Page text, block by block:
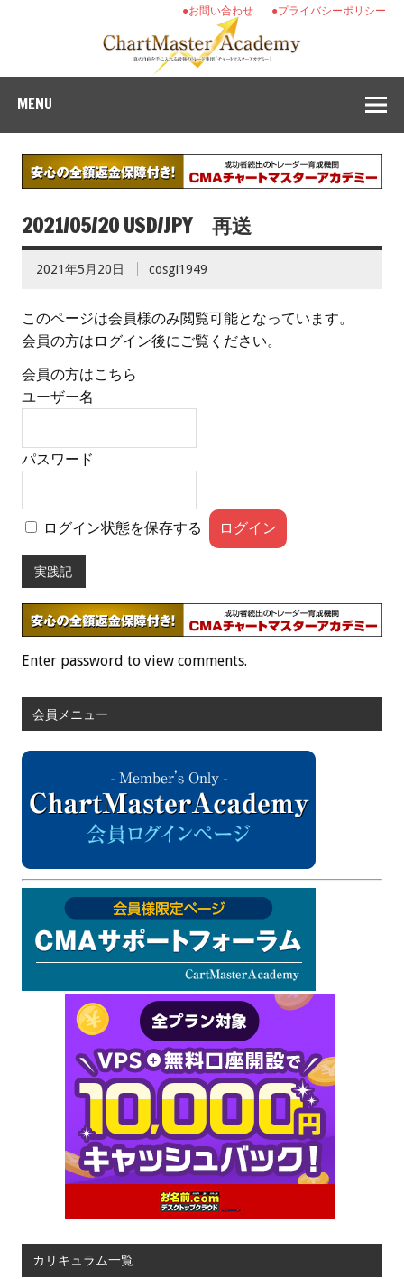
●プライバシーポリシー
●お問い合わせ
MENU
2021/05/20 USD/JPY 再送
2021年5月20日 cosgi1949
このページは会員様のみ閲覧可能となっています。
会員の方はログイン後にご覧ください。
会員の方はこちら
ユーザー名
パスワード
ログイン状態を保存する
実践記
Enter password to view comments.
会員メニュー
カリキュラム一覧